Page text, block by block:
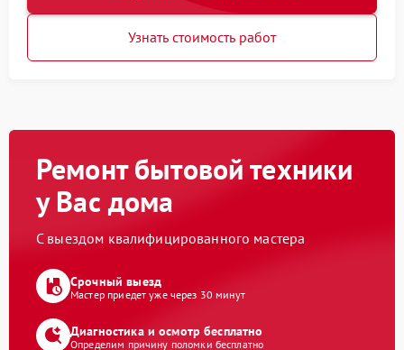
Узнать стоимость работ
Ремонт бытовой техники
у Вас дома
С выездом квалифицированного мастера
Срочный выезд
Мастер приедет уже через 30 минут
Диагностика и осмотр бесплатно
Определим причину поломки бесплатно